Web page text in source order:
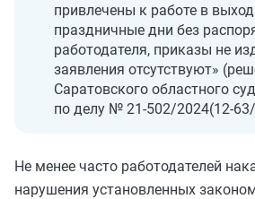
привлечены к работе в
праздничные дни без
работодателя, приказы не
заявления отсутствуют»
Саратовского областного
по делу № 21-502/2024(12-
Не менее часто работодателей
нарушения установленных